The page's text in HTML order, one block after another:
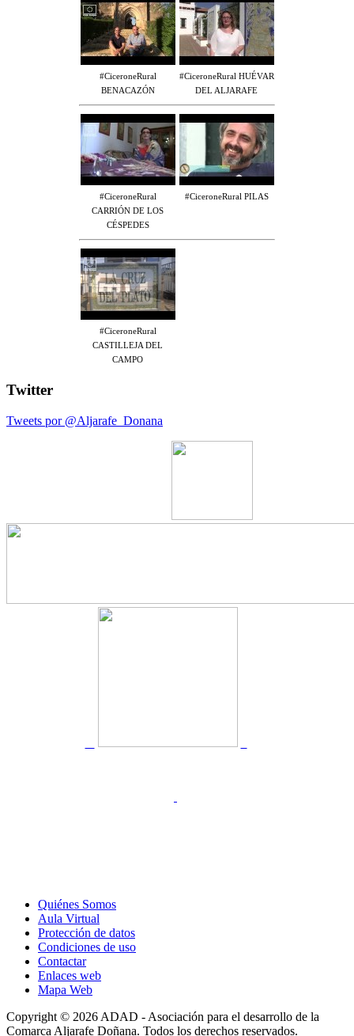
#CiceroneRural
BENACAZÓN
#CiceroneRural HUÉVAR
DEL ALJARAFE
#CiceroneRural
CARRIÓN DE LOS
CÉSPEDES
#CiceroneRural PILAS
#CiceroneRural
CASTILLEJA DEL
CAMPO
Twitter
Tweets por @Aljarafe_Donana
Quiénes Somos
Aula Virtual
Protección de datos
Condiciones de uso
Contactar
Enlaces web
Mapa Web
Copyright © 2026 ADAD - Asociación para el desarrollo de la
Comarca Aljarafe Doñana. Todos los derechos reservados.